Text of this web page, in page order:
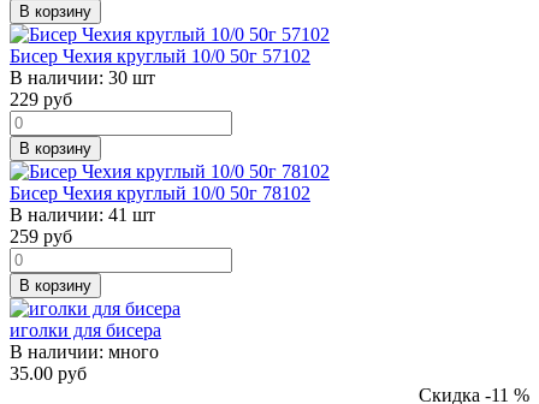
В корзину
Бисер Чехия круглый 10/0 50г 57102
В наличии: 30 шт
229 руб
В корзину
Бисер Чехия круглый 10/0 50г 78102
В наличии: 41 шт
259 руб
В корзину
иголки для бисера
В наличии: много
35.00 руб
Скидка -11 %